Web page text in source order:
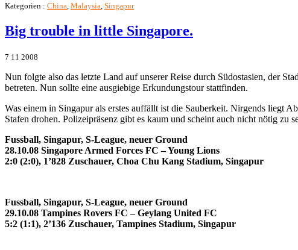
Kategorien : China Malaysia Singapur
Big trouble in little Singapore.
7 11 2008
Nun folgte also das letzte Land auf unserer Reise durch Südostasien, der
betreten. Nun sollte eine ausgiebige Erkundungstour stattfinden.
Was einem in Singapur als erstes auffällt ist die Sauberkeit. Nirgends liegt
Stafen drohen. Polizeipräsenz gibt es kaum und scheint auch nicht nötig zu
Fussball, Singapur, S-League, neuer Ground
28.10.08 Singapore Armed Forces FC – Young Lions
2:0 (2:0), 1’828 Zuschauer, Choa Chu Kang Stadium, Singapur
Fussball, Singapur, S-League, neuer Ground
29.10.08 Tampines Rovers FC – Geylang United FC
5:2 (1:1), 2’136 Zuschauer, Tampines Stadium, Singapur